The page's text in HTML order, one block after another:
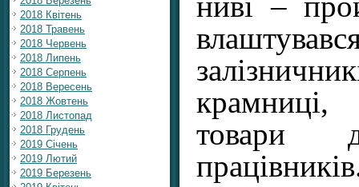
2018 Квітень
2018 Травень
2018 Червень
2018 Липень
2018 Серпень
2018 Вересень
2018 Жовтень
2018 Листопад
2018 Грудень
2019 Січень
2019 Лютий
2019 Березень
товари